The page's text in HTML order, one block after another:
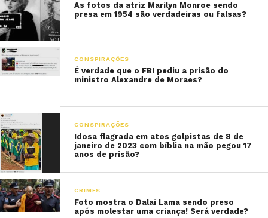
As fotos da atriz Marilyn Monroe sendo
presa em 1954 são verdadeiras ou falsas?
CONSPIRAÇÕES
É verdade que o FBI pediu a prisão do
ministro Alexandre de Moraes?
CONSPIRAÇÕES
Idosa flagrada em atos golpistas de 8 de
janeiro de 2023 com bíblia na mão pegou 17
anos de prisão?
CRIMES
Foto mostra o Dalai Lama sendo preso
após molestar uma criança! Será verdade?